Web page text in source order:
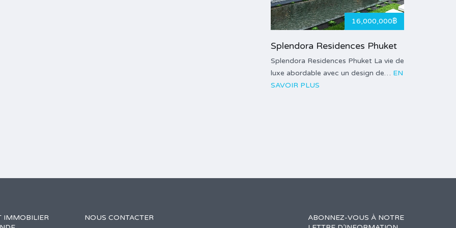
16,000,000฿
Splendora Residences Phuket
Splendora Residences Phuket La vie de
luxe abordable avec un design de… EN
SAVOIR PLUS
IMMOBILIER
NOUS CONTACTER
ABONNEZ-VOUS À NOTRE